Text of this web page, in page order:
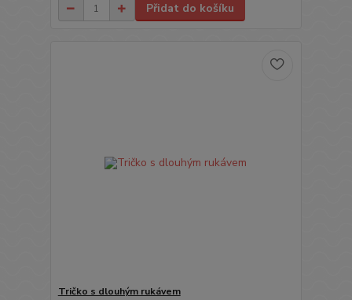
Přidat do košíku
Tričko s dlouhým rukávem